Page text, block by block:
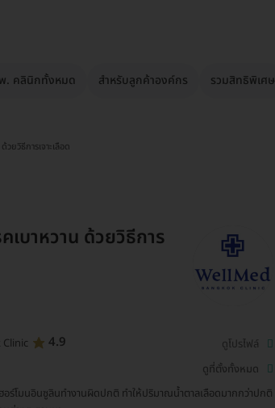
. คลินิกทั้งหมด สำหรับลูกค้าองค์กร รวมสิทธิพิเศษ
วยวิธีการเจาะเลือด
เบาหวาน ด้วยวิธีการ
4.9
ดูโปรไฟล์
ดูที่ตั้งทั้งหมด
ฮอร์โมนอินซูลินทำงานผิดปกติ ทำให้ปริมาณน้ำตาลเลือดมากกว่าปกติ